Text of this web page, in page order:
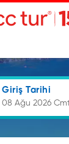
Giriş Tarihi